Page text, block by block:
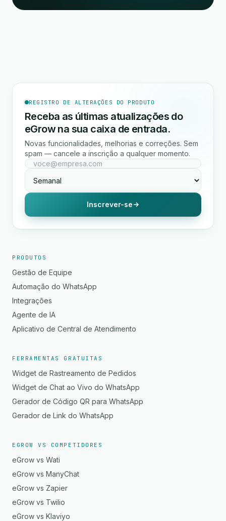
REGISTRO DE ALTERAÇÕES DO PRODUTO
Receba as últimas atualizações do
eGrow na sua caixa de entrada.
Novas funcionalidades, melhorias e correções. Sem
spam — cancele a inscrição a qualquer momento.
Inscrever-se
PRODUTOS
Gestão de Equipe
Automação do WhatsApp
Integrações
Agente de IA
Aplicativo de Central de Atendimento
FERRAMENTAS GRATUITAS
Widget de Rastreamento de Pedidos
Widget de Chat ao Vivo do WhatsApp
Gerador de Código QR para WhatsApp
Gerador de Link do WhatsApp
EGROW VS COMPETIDORES
eGrow vs Wati
eGrow vs ManyChat
eGrow vs Zapier
eGrow vs Twilio
eGrow vs Klaviyo